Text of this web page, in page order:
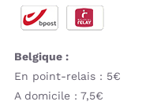
Belgique :
En point-relais : 5€
A domicile : 7,5€